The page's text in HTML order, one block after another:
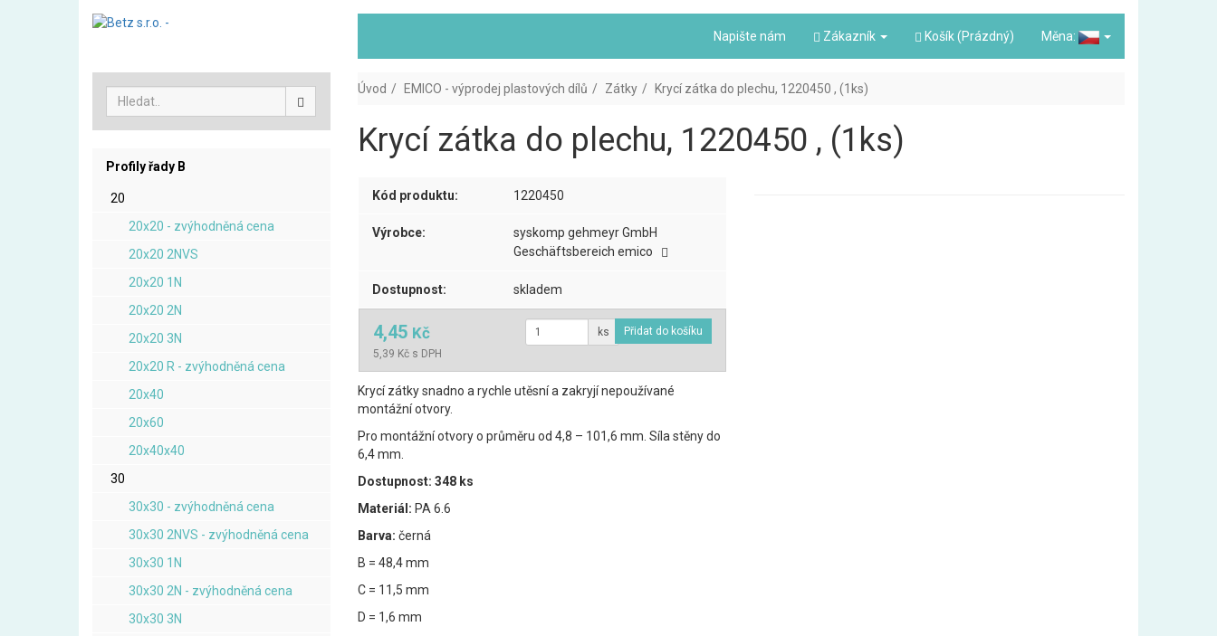
Napište nám Zákazník Košík (Prázdný) Měna:
Profily řady B
20
20x20 - zvýhodněná cena
20x20 2NVS
20x20 1N
20x20 2N
20x20 3N
20x20 R - zvýhodněná cena
20x40
20x60
20x40x40
30
30x30 - zvýhodněná cena
30x30 2NVS - zvýhodněná cena
30x30 1N
30x30 2N - zvýhodněná cena
30x30 3N
Úvod EMICO - výprodej plastových dílů Zátky Krycí zátka do plechu, 1220450 , (1ks)
Krycí zátka do plechu, 1220450 , (1ks)
Kód produktu: 1220450
Výrobce:
syskomp gehmeyr GmbH
Geschäftsbereich emico
Dostupnost: skladem
4,45 Kč
5,39 Kč s DPH
ks
Krycí zátky snadno a rychle utěsní a zakryjí nepoužívané
montážní otvory.
Pro montážní otvory o průměru od 4,8 – 101,6 mm. Síla stěny do
6,4 mm.
Dostupnost: 348 ks
Materiál: PA 6.6
Barva: černá
B = 48,4 mm
C = 11,5 mm
D = 1,6 mm